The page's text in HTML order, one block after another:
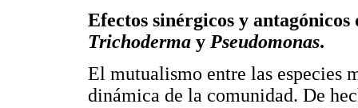
Efectos sinérgicos y
Trichoderma y Pseudomonas.
El mutualismo entre las especies
dinámica de la comunidad. De